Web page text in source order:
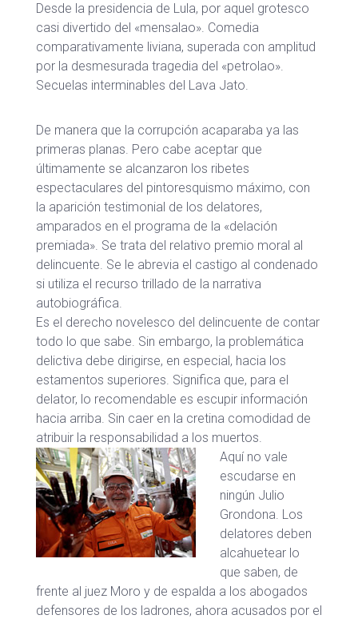
Desde la presidencia de Lula, por aquel grotesco
casi divertido del «mensalao». Comedia
comparativamente liviana, superada con amplitud
por la desmesurada tragedia del «petrolao».
Secuelas interminables del Lava Jato.
De manera que la corrupción acaparaba ya las
primeras planas. Pero cabe aceptar que
últimamente se alcanzaron los ribetes
espectaculares del pintoresquismo máximo, con
la aparición testimonial de los delatores,
amparados en el programa de la «delación
premiada». Se trata del relativo premio moral al
delincuente. Se le abrevia el castigo al condenado
si utiliza el recurso trillado de la narrativa
autobiográfica.
Es el derecho novelesco del delincuente de contar
todo lo que sabe. Sin embargo, la problemática
delictiva debe dirigirse, en especial, hacia los
estamentos superiores. Significa que, para el
delator, lo recomendable es escupir información
hacia arriba. Sin caer en la cretina comodidad de
atribuir la responsabilidad a los muertos.
Aquí no vale
escudarse en
ningún Julio
Grondona. Los
delatores deben
alcahuetear lo
que saben, de
frente al juez Moro y de espalda a los abogados
defensores de los ladrones, ahora acusados por el